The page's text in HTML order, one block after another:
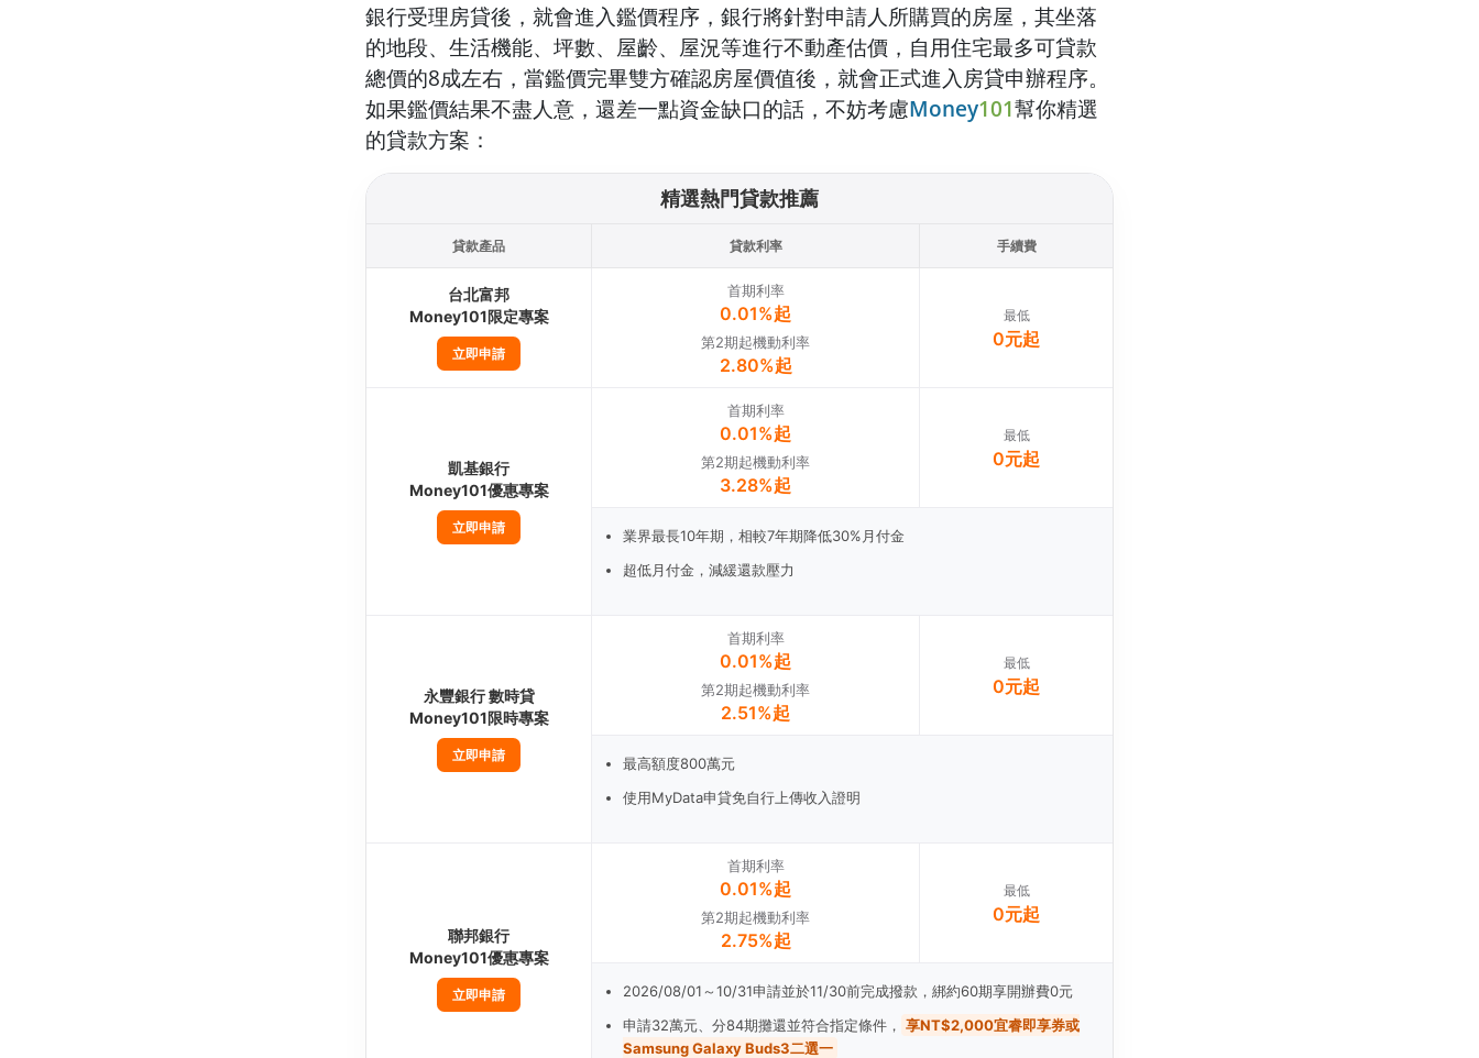
銀行受理房貸後，就會進入鑑價程序，銀行將針對申請人所購買的房屋，其坐落
的地段、生活機能、坪數、屋齡、屋況等進行不動產估價，自用住宅最多可貸款
總價的8成左右，當鑑價完畢雙方確認房屋價值後，就會正式進入房貸申辦程序。
如果鑑價結果不盡人意，還差一點資金缺口的話，不妨考慮Money101幫你精選
的貸款方案：
精選熱門貸款推薦
貸款產品 貸款利率 手續費
台北富邦
Money101限定專案
立即申請
首期利率
0.01%起
第2期起機動利率
2.80%起
最低
0元起
凱基銀行
Money101優惠專案
立即申請
首期利率
0.01%起
第2期起機動利率
3.28%起
最低
0元起
業界最長10年期，相較7年期降低30%月付金
超低月付金，減緩還款壓力
永豐銀行 數時貸
Money101限時專案
立即申請
首期利率
0.01%起
第2期起機動利率
2.51%起
最低
0元起
最高額度800萬元
使用MyData申貸免自行上傳收入證明
聯邦銀行
Money101優惠專案
立即申請
首期利率
0.01%起
第2期起機動利率
2.75%起
最低
0元起
2026/08/01～10/31申請並於11/30前完成撥款，綁約60期享開辦費0元
申請32萬元、分84期攤還並符合指定條件， 享NT$2,000宜睿即享券或
Samsung Galaxy Buds3二選一